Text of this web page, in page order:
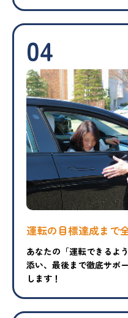
04
運転の目標達成まで
あなたの「運転できるよ
添い、最後まで徹底サポ
します！